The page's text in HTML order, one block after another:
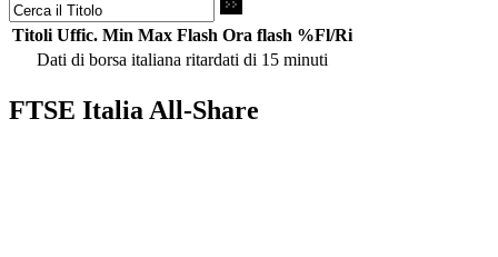
Titoli Uffic. Min Max Flash Ora flash %Fl/Ri
Dati di borsa italiana ritardati di 15 minuti
FTSE Italia All-Share